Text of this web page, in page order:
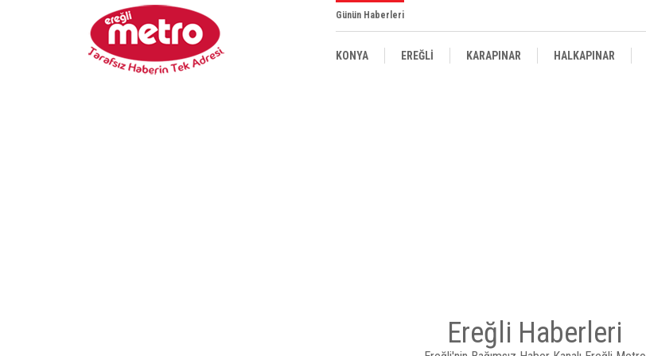
Günün Haberleri
KONYA EREĞLİ KARAPINAR HALKAPINAR
Ereğli Haberleri
BAŞKAN ALTAY: “BOSNA HERSEK MAHALLESİ’NDEKİ GENÇLERİMİZ İÇİN LİSE MEDENİYET